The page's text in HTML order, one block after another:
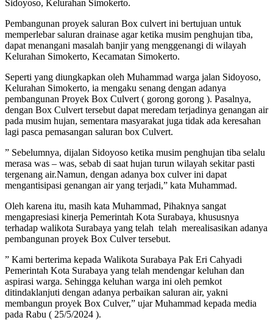
Sidoyoso, Kelurahan Simokerto.
Pembangunan proyek saluran Box culvert ini bertujuan untuk
memperlebar saluran drainase agar ketika musim penghujan tiba,
dapat menangani masalah banjir yang menggenangi di wilayah
Kelurahan Simokerto, Kecamatan Simokerto.
Seperti yang diungkapkan oleh Muhammad warga jalan Sidoyoso,
Kelurahan Simokerto, ia mengaku senang dengan adanya
pembangunan Proyek Box Culvert ( gorong gorong ). Pasalnya,
dengan Box Culvert tersebut dapat meredam terjadinya genangan air
pada musim hujan, sementara masyarakat juga tidak ada keresahan
lagi pasca pemasangan saluran box Culvert.
” Sebelumnya, dijalan Sidoyoso ketika musim penghujan tiba selalu
merasa was – was, sebab di saat hujan turun wilayah sekitar pasti
tergenang air.Namun, dengan adanya box culver ini dapat
mengantisipasi genangan air yang terjadi,” kata Muhammad.
Oleh karena itu, masih kata Muhammad, Pihaknya sangat
mengapresiasi kinerja Pemerintah Kota Surabaya, khususnya
terhadap walikota Surabaya yang telah telah merealisasikan adanya
pembangunan proyek Box Culver tersebut.
” Kami berterima kepada Walikota Surabaya Pak Eri Cahyadi
Pemerintah Kota Surabaya yang telah mendengar keluhan dan
aspirasi warga. Sehingga keluhan warga ini oleh pemkot
ditindaklanjuti dengan adanya perbaikan saluran air, yakni
membangun proyek Box Culver,” ujar Muhammad kepada media
pada Rabu ( 25/5/2024 ).